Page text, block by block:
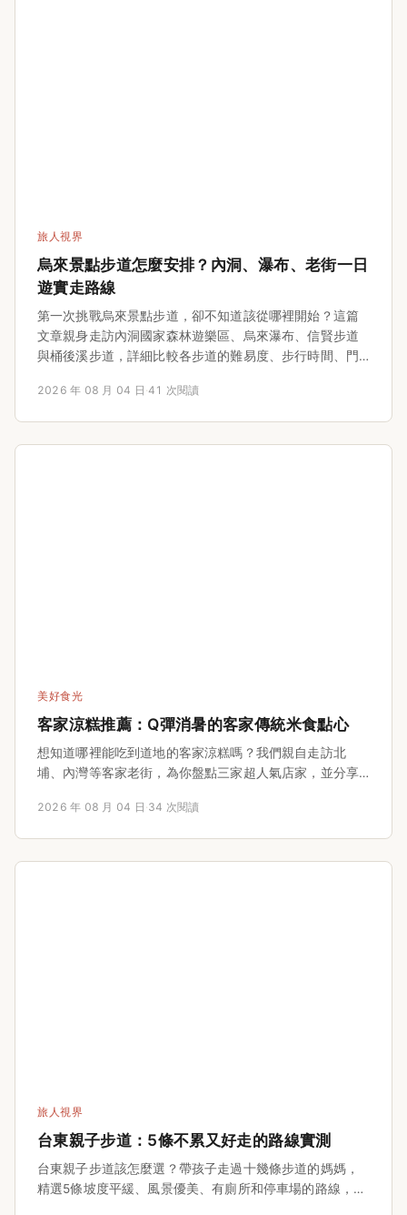
旅人視界
烏來景點步道怎麼安排？內洞、瀑布、老街一日
遊實走路線
第一次挑戰烏來景點步道，卻不知道該從哪裡開始？這篇
文章親身走訪內洞國家森林遊樂區、烏來瀑布、信賢步道
與桶後溪步道，詳細比較各步道的難易度、步行時間、門
步，讓你輕鬆規劃一趟完美的烏來一日遊。無論你是親子
2026 年 08 月 04 日 ·41 次閱讀
美好食光
客家涼糕推薦：Q彈消暑的客家傳統米食點心
想知道哪裡能吃到道地的客家涼糕嗎？我們親自走訪北
埔、內灣等客家老街，為你盤點三家超人氣店家，並分享
到常見失敗問題，一次說清楚，讓你在家也能重現這款Q彈
2026 年 08 月 04 日 ·34 次閱讀
旅人視界
台東親子步道：5條不累又好走的路線實測
台東親子步道該怎麼選？帶孩子走過十幾條步道的媽媽，
精選5條坡度平緩、風景優美、有廁所和停車場的路線，附